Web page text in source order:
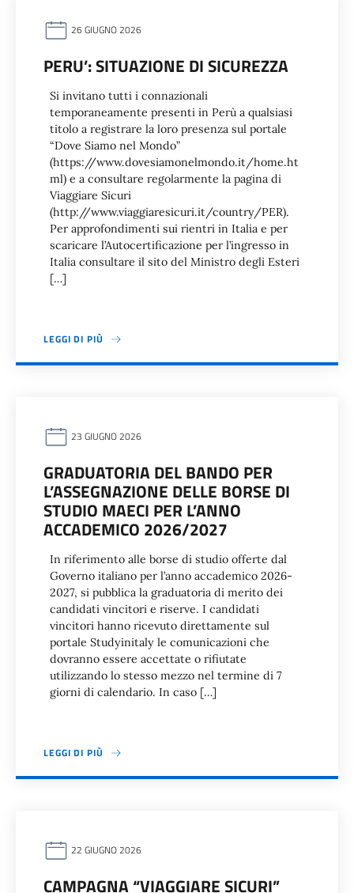
26 GIUGNO 2026
PERU’: SITUAZIONE DI SICUREZZA
Si invitano tutti i connazionali
temporaneamente presenti in Perù a qualsiasi
titolo a registrare la loro presenza sul portale
“Dove Siamo nel Mondo”
(https://www.dovesiamonelmondo.it/home.ht
ml) e a consultare regolarmente la pagina di
Viaggiare Sicuri
(http://www.viaggiaresicuri.it/country/PER).
Per approfondimenti sui rientri in Italia e per
scaricare l’Autocertificazione per l’ingresso in
Italia consultare il sito del Ministro degli Esteri
[…]
LEGGI DI PIÙ
23 GIUGNO 2026
GRADUATORIA DEL BANDO PER
L’ASSEGNAZIONE DELLE BORSE DI
STUDIO MAECI PER L’ANNO
ACCADEMICO 2026/2027
In riferimento alle borse di studio offerte dal
Governo italiano per l’anno accademico 2026-
2027, si pubblica la graduatoria di merito dei
candidati vincitori e riserve. I candidati
vincitori hanno ricevuto direttamente sul
portale Studyinitaly le comunicazioni che
dovranno essere accettate o rifiutate
utilizzando lo stesso mezzo nel termine di 7
giorni di calendario. In caso […]
LEGGI DI PIÙ
22 GIUGNO 2026
CAMPAGNA “VIAGGIARE SICURI”